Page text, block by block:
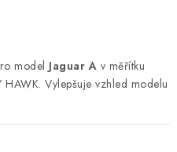
Doprava a platba
ochrany osobních údajů
model Jaguar A v měřítku
Vylepšuje vzhled modelu